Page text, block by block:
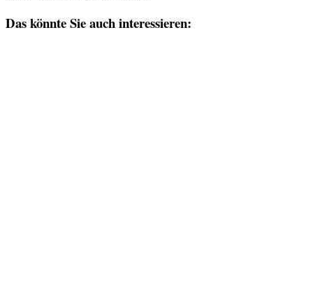
Das könnte Sie auch interessieren: